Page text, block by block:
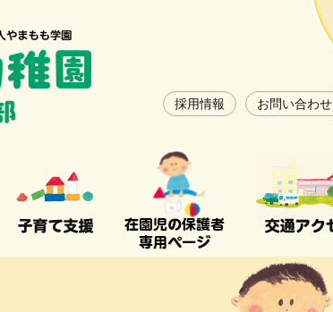
採用情報 お問い合わせ